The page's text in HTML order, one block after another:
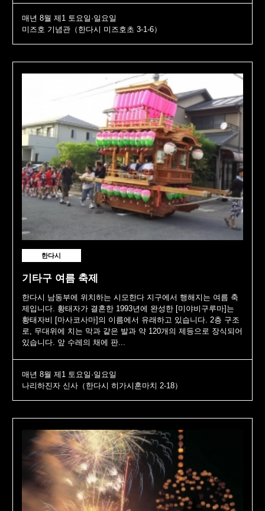
매년 8월 제1 토요일·일요일
미즈호 기념관（한다시 미즈호초 3-1-6）
한다시
기타구 여름 축제
한다시 남동부에 위치하는 시모한다 지구에서 행해지는 여름 축
제입니다. 황태자가 결혼한 1993년에 완성한 [미야비구루마]는
황태자비 [마사코사마]의 이름에서 유래하고 있습니다. 2층 구조
로, 무대위에 치는 막과 같은 발과 약 120개의 제등으로 장식되어
있습니다. 앞 수레의 채에 판...
매년 8월 제1 토요일·일요일
나리하진자 신사（한다시 히가시혼마치 2-18）